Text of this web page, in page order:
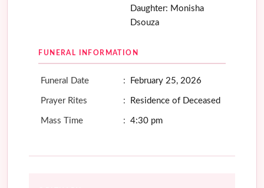
Daughter: Monisha
Dsouza
FUNERAL INFORMATION
Funeral Date : February 25, 2026
Prayer Rites : Residence of Deceased
Mass Time : 4:30 pm